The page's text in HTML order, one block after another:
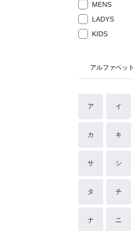
MENS
LADYS
KIDS
アルファベット
ア イ
カ キ
サ シ
タ チ
ナ ニ